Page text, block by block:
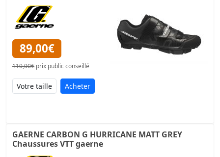
89,00€
110,00€ prix public conseillé
Acheter
GAERNE CARBON G HURRICANE MATT GREY
Chaussures VTT gaerne